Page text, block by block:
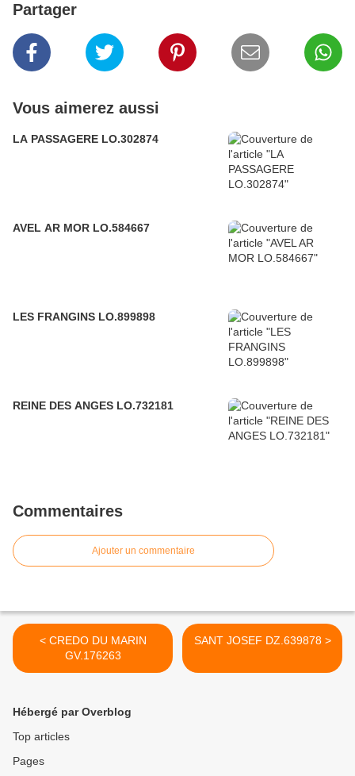
Partager
Vous aimerez aussi
LA PASSAGERE LO.302874
AVEL AR MOR LO.584667
LES FRANGINS LO.899898
REINE DES ANGES LO.732181
Commentaires
Ajouter un commentaire
< CREDO DU MARIN
GV.176263
SANT JOSEF DZ.639878 >
Hébergé par Overblog
Top articles
Pages